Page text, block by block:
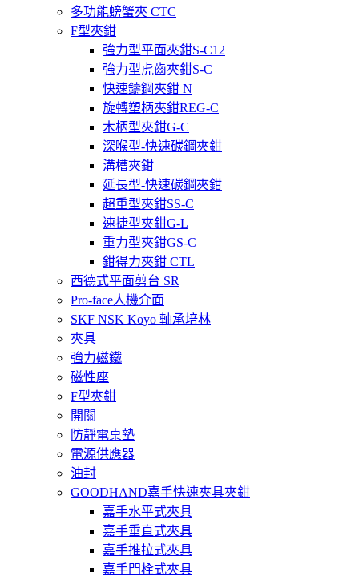
多功能螃蟹夾 CTC
F型夾鉗
強力型平面夾鉗S-C12
強力型虎齒夾鉗S-C
快速鑄鋼夾鉗 N
旋轉塑柄夾鉗REG-C
木柄型夾鉗G-C
深喉型-快速碳鋼夾鉗
溝槽夾鉗
延長型-快速碳鋼夾鉗
超重型夾鉗SS-C
速捷型夾鉗G-L
重力型夾鉗GS-C
鉗得力夾鉗 CTL
西德式平面剪台 SR
Pro-face人機介面
SKF NSK Koyo 軸承培林
夾具
強力磁鐵
磁性座
F型夾鉗
開關
防靜電桌墊
電源供應器
油封
GOODHAND嘉手快速夾具夾鉗
嘉手水平式夾具
嘉手垂直式夾具
嘉手推拉式夾具
嘉手門栓式夾具